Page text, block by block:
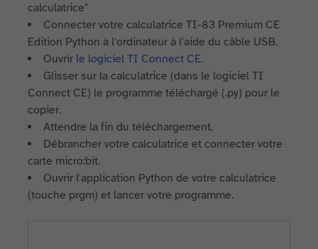
calculatrice"
Connecter votre calculatrice TI-83 Premium CE
Edition Python à l'ordinateur à l'aide du câble USB.
Ouvrir le logiciel TI Connect CE.
Glisser sur la calculatrice (dans le logiciel TI
Connect CE) le programme téléchargé (.py) pour le
copier.
Attendre la fin du téléchargement.
Débrancher votre calculatrice et connecter votre
carte micro:bit.
Ouvrir l'application Python de votre calculatrice
(touche prgm) et lancer votre programme.